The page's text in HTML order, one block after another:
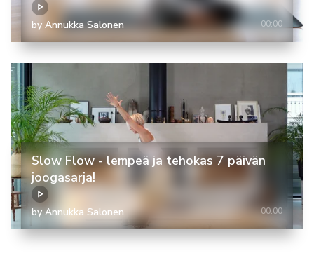
by Annukka Salonen 00:00
Slow Flow - lempeä ja tehokas 7 päivän
joogasarja!
by Annukka Salonen 00:00